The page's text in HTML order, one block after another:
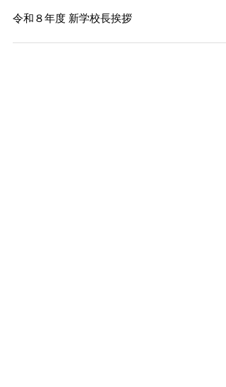
4月1日
令和８年度 新学校長挨拶